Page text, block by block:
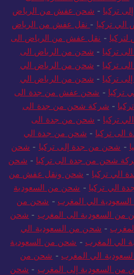
تركيا - شحن عفش من الرياض
تركيا - نقل عفش من الرياض
- نقل عفش من الرياض الى
تركيا - شحن من الرياض الى
تركيا - شحن من الرياض الي
تركيا - شحن من الرياض الي
تركيا - شحن عفش من جدة الى
- شركة شحن من جدة الى
تركيا - شحن من جدة الى
تركيا - شحن من جدة الي
- شحن من جدة إلى تركيا - شحن
شحن من جدة الى تركيا - شحن
تركيا - شحن ونقل عفش من
الي تركيا - شحن من السعودية
الي المغرب - شحن من
السعودية الى المغرب - شحن
- شحن من السعودية الي
الي المغرب - شحن من السعودية
الي المغرب - شحن من
السعودية إلى المغرب - شحن